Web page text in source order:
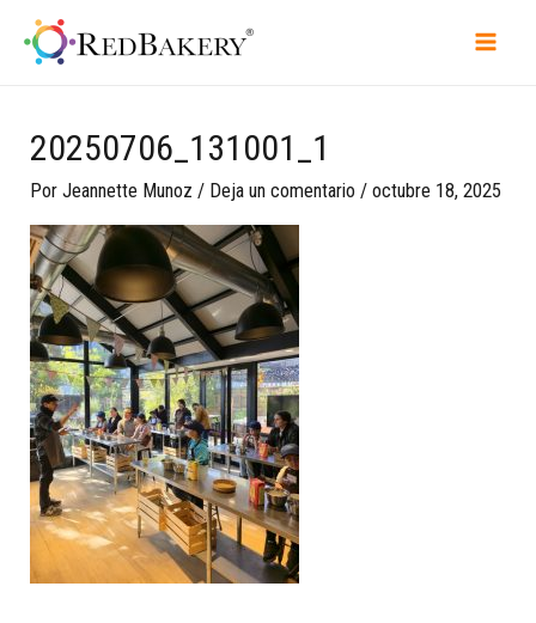
20250706_131001_1
PorJeannette Munoz / Deja un comentario /octubre 18, 2025